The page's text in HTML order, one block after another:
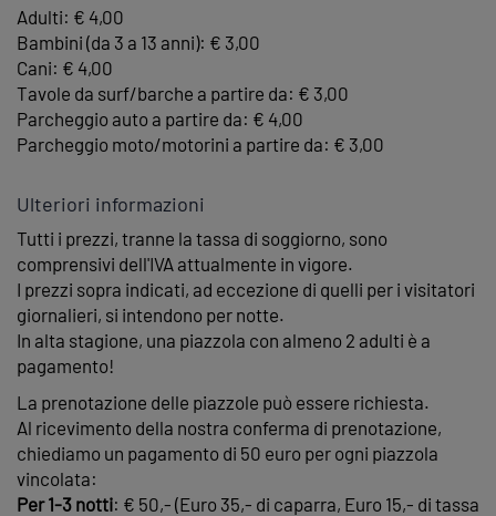
Adulti: € 4,00
Bambini (da 3 a 13 anni): € 3,00
Cani: € 4,00
Tavole da surf/barche a partire da: € 3,00
Parcheggio auto a partire da: € 4,00
Parcheggio moto/motorini a partire da: € 3,00
Ulteriori informazioni
Tutti i prezzi, tranne la tassa di soggiorno, sono
comprensivi dell'IVA attualmente in vigore.
I prezzi sopra indicati, ad eccezione di quelli per i visitatori
giornalieri, si intendono per notte.
In alta stagione, una piazzola con almeno 2 adulti è a
pagamento!
La prenotazione delle piazzole può essere richiesta.
Al ricevimento della nostra conferma di prenotazione,
chiediamo un pagamento di 50 euro per ogni piazzola
vincolata:
Per 1-3 notti: € 50,- (Euro 35,- di caparra, Euro 15,- di tassa